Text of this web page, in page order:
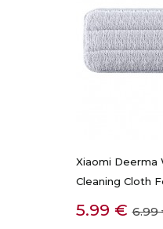
Xiaomi Deerma
Cleaning Cloth
Kaina
5.99 € 6.99